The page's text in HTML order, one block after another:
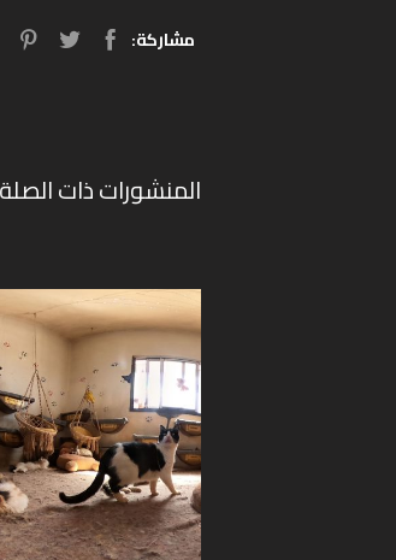
مشاركة:
المنشورات ذات الصلة